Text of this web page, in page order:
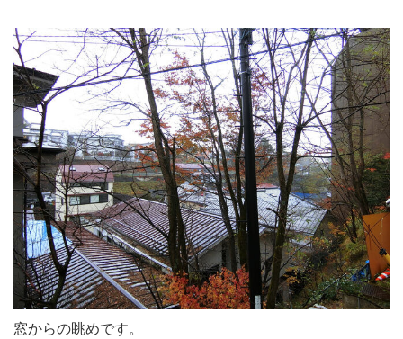
窓からの眺めです。